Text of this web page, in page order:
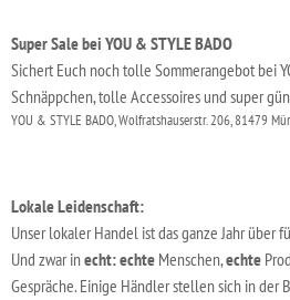
Super Sale bei YOU & STYLE BADO
Sichert Euch noch tolle Sommerangebot bei
Schnäppchen, tolle Accessoires und super
YOU & STYLE BADO, Wolfratshauserstr. 206, 81479
Lokale Leidenschaft:
Unser lokaler Handel ist das ganze Jahr über
Und zwar inecht:echte Menschen,echte
Gespräche. Einige Händler stellen sich in der